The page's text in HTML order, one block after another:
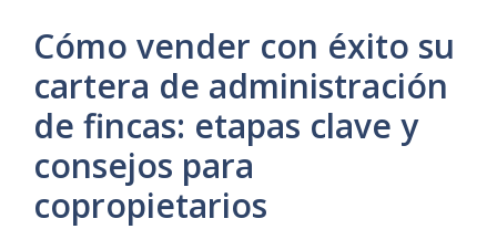
Cómo vender con éxito su
cartera de administración
de fincas: etapas clave y
consejos para
copropietarios